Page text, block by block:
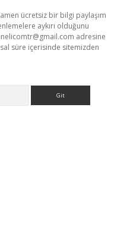
ücretsiz bir bilgi paylaşım
aykırı olduğunu
adresine
süre içerisinde sitemizden